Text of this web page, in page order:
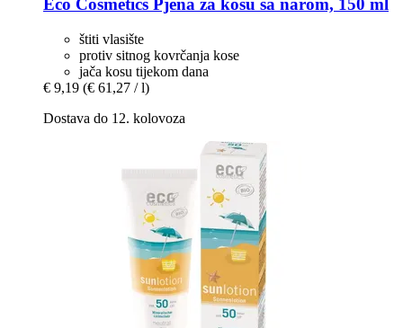
Eco Cosmetics Pjena za kosu sa narom, 150 ml
štiti vlasište
protiv sitnog kovrčanja kose
jača kosu tijekom dana
€ 9,19 (€ 61,27 / l)
Dostava do 12. kolovoza